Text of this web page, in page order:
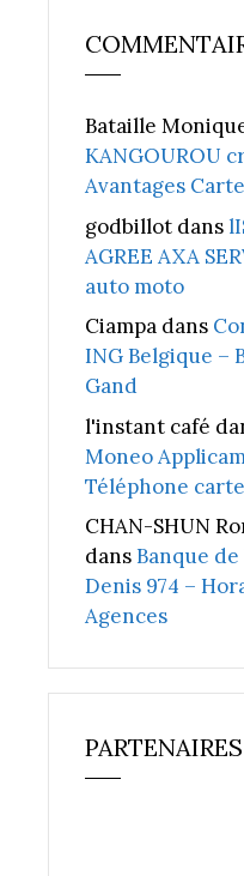
Bataille
KANGOUROU
Avantages
godbillot dans
AGREE AXA
auto moto
Ciampa dans
ING Belgique –
Gand
l'instant café
Moneo
Téléphone
CHAN-SHUN
dansBanque
Denis 974 –
Agences
PARTENAIRES